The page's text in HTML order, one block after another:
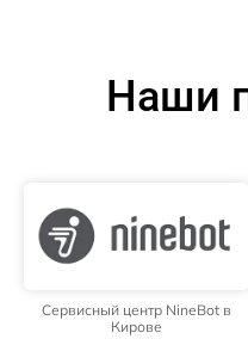
Наши
Сервисный центр NineBot в
Кирове